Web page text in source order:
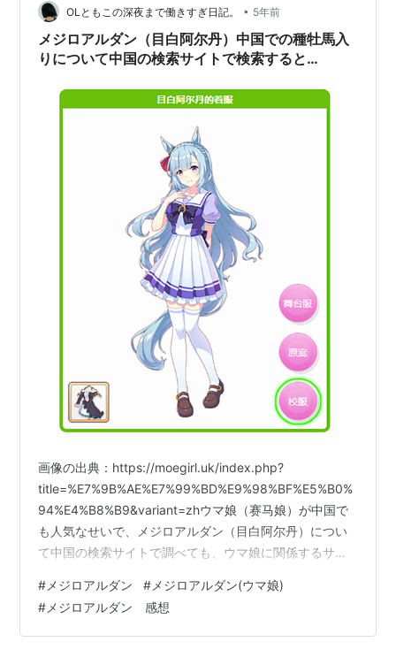
のとおりです。「メジロアルダンはG1を勝てる素質はあ
った馬だよ。それも、ひとつだけでなく、いくつも」 メ
ジロを代表する名門アマゾンウォリアー…
OLともこの深夜まで働きすぎ日記。 • 5年前
メジロアルダン（目白阿尔丹）中国での種牡馬入
りについて中国の検索サイトで検索すると…
画像の出典：https://moegirl.uk/index.php?
title=%E7%9B%AE%E7%99%BD%E9%98%BF%E5%B0%
94%E4%B8%B9&variant=zhウマ娘（赛马娘）が中国で
も人気なせいで、メジロアルダン（目白阿尔丹）につい
て中国の検索サイトで調べても、ウマ娘に関係するサイ
ダンは、中国で後継種牡馬を輩出しています。というこ
とは、ノーザンテースト（北方风味）の血統が中国で残
っているということです。参考：
# メジロアルダン # メジロアルダン(ウマ娘)
# メジロアルダン 感想